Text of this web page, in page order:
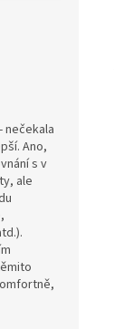
nečekala
Ano,
s v
ale